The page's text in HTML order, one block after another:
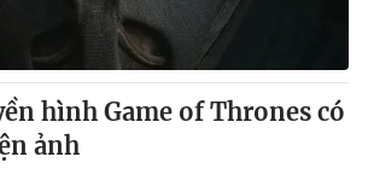
hình Game of Thrones có
ảnh